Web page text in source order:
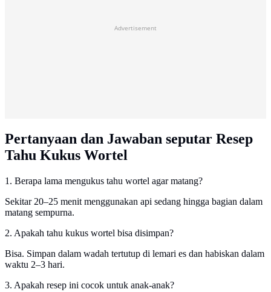
Advertisement
Pertanyaan dan Jawaban seputar Resep
Tahu Kukus Wortel
1. Berapa lama mengukus tahu wortel agar matang?
Sekitar 20–25 menit menggunakan api sedang hingga bagian dalam
matang sempurna.
2. Apakah tahu kukus wortel bisa disimpan?
Bisa. Simpan dalam wadah tertutup di lemari es dan habiskan dalam
waktu 2–3 hari.
3. Apakah resep ini cocok untuk anak-anak?